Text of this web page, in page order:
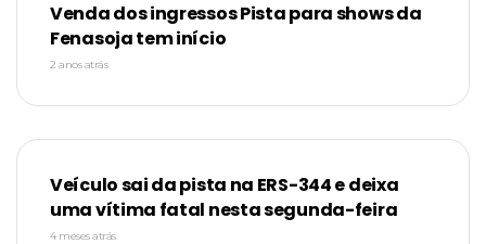
Venda dos ingressos Pista para shows da
Fenasoja tem início
2 anos atrás
Veículo sai da pista na ERS-344 e deixa
uma vítima fatal nesta segunda-feira
4 meses atrás